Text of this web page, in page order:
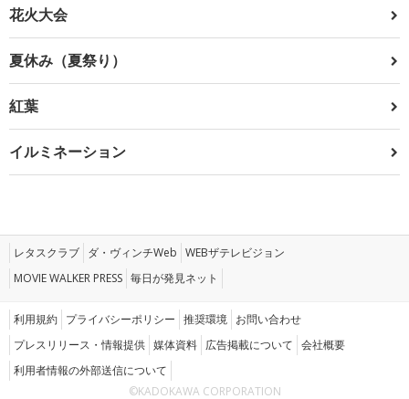
花火大会
夏休み（夏祭り）
紅葉
イルミネーション
レタスクラブ ダ・ヴィンチWeb WEBザテレビジョン
MOVIE WALKER PRESS 毎日が発見ネット
利用規約 プライバシーポリシー 推奨環境 お問い合わせ
プレスリリース・情報提供 媒体資料 広告掲載について 会社概要
利用者情報の外部送信について
©KADOKAWA CORPORATION